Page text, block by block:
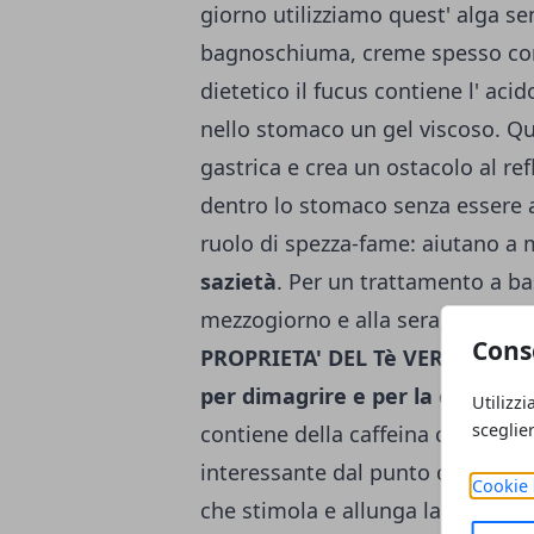
Cookie
giorno utilizziamo quest' alga
bagnoschiuma, creme spesso
dietetico il fucus contiene l'
nello stomaco un gel viscoso.
gastrica e crea un ostacolo al
dentro lo stomaco senza
ruolo di spezza-fame: aiutano a
sazietà. Per un trattamento a
mezzogiorno e alla sera, un
PROPRIETA' DEL Tè
per dimagrire e per la cellulite
contiene della caffeina che
interessante dal punto di vista
che stimola e allunga la vita